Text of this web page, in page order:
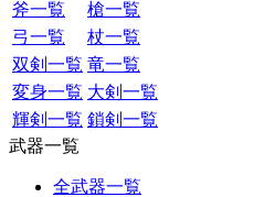
斧一覧
槍一覧
弓一覧
杖一覧
双剣一覧 竜一覧
変身一覧 大剣一覧
輝剣一覧 鎖剣一覧
武器一覧
全武器一覧